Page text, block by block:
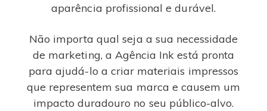
aparência profissional e durável.
Não importa qual seja a sua necessidade
de marketing, a Agência Ink está pronta
para ajudá-lo a criar materiais impressos
que representem sua marca e causem um
impacto duradouro no seu público-alvo.